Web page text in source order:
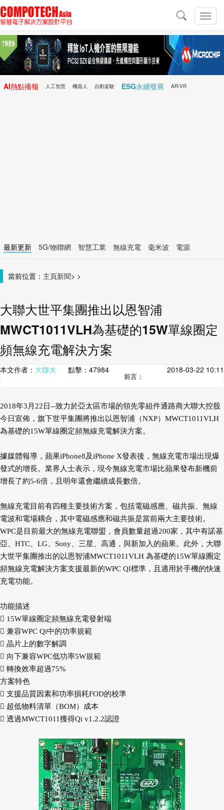
切
換
導
導
航
AI熱點播報 人工智慧 機器人 自動駕駛 ESG永續發展 AR/VR
最新更新 5G/物聯網 智慧工業 無線充電 毫米波
電源
當前位置： 主頁 >
新聞 >
大聯大世平集團推出以恩智浦
MWCT1011VLH為基礎的15W單線圈定
頻無線充電解決方案
本文作者： 大聯大 點擊： 47984 2018-03-22 10:11
前言：
2018年3月22日--致力於亞太區市場的領先零組件通路商大聯大控股
今日宣佈，旗下世平集團將推出以恩智浦（NXP）MWCT1011VLH
為基礎的15W單線圈定頻無線充電解決方案。
據媒體報導，蘋果iPhone8及iPhone X發表後，無線充電市場出現爆
發式的增長。業界人士表示，現今無線充電市場比蘋果發布新機前
增長了約5-6倍，且明年還會繼續成長數倍。
無線充電目前有四種主要技術方案，包括電磁感應、磁共振、無線
電波和電場耦合，其中電磁感應和磁共振是當前兩大主要技術。
WPC是目前最大的無線充電聯盟，會員數量超過200家，其中有諾基
亞、HTC、LG、Sony、三星、高通，與新加入的蘋果。此外，大聯
大世平集團推出的以恩智浦MWCT1011VLH 為基礎的15W單線圈定
頻無線充電解決方案支援最新的WPC QI標準，且適用於手機的快速
充電功能。
功能描述
 15W單線圈定頻無線充電發射端
 兼容WPC Qi中的功率規範
 晶片上的數字解調
 向下兼容WPC低功率5W規範
 轉換效率超過75%
方案特色
 支援品質因素和功率損耗FOD的校準
 超低物料清單（BOM）成本
 透過MWCT1011獲得Qi v1.2.2認證